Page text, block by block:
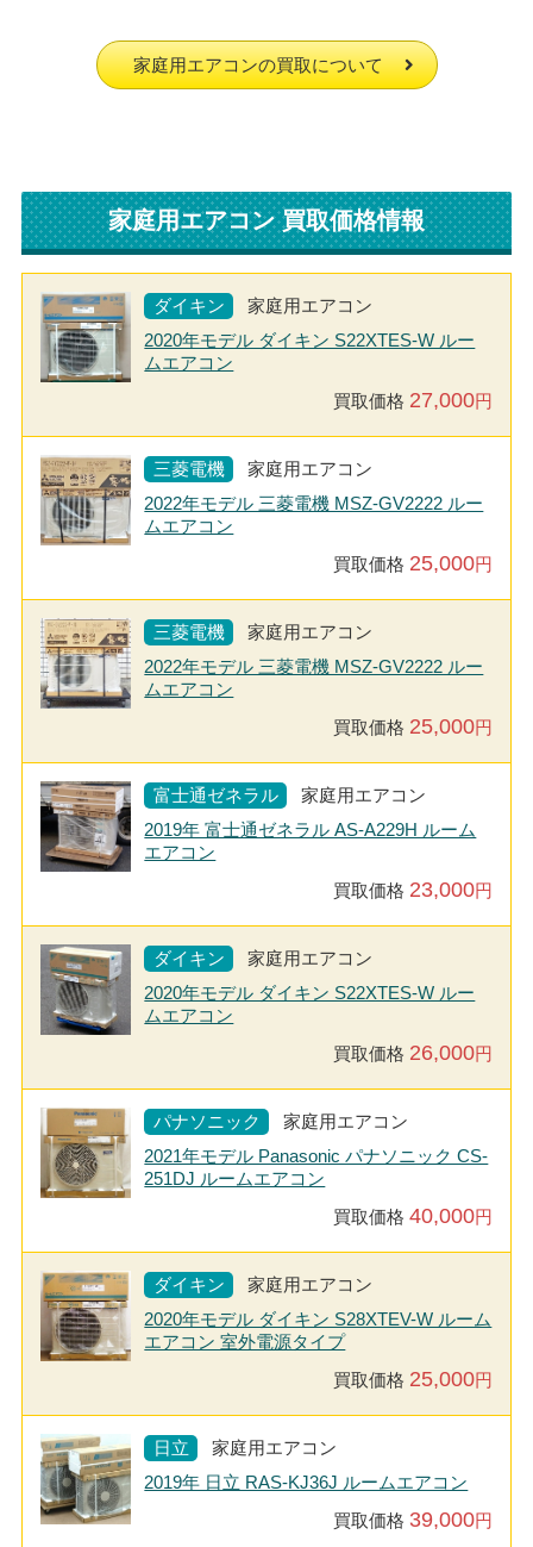
家庭用エアコンの買取について
家庭用エアコン 買取価格情報
ダイキン
家庭用エアコン
2020年モデル ダイキン S22XTES-W ルー
ムエアコン
買取価格 27,000円
三菱電機
家庭用エアコン
2022年モデル 三菱電機 MSZ-GV2222 ルー
ムエアコン
買取価格 25,000円
三菱電機
家庭用エアコン
2022年モデル 三菱電機 MSZ-GV2222 ルー
ムエアコン
買取価格 25,000円
富士通ゼネラル
家庭用エアコン
2019年 富士通ゼネラル AS-A229H ルーム
エアコン
買取価格 23,000円
ダイキン
家庭用エアコン
2020年モデル ダイキン S22XTES-W ルー
ムエアコン
買取価格 26,000円
パナソニック
家庭用エアコン
2021年モデル Panasonic パナソニック CS-
251DJ ルームエアコン
買取価格40,000円
ダイキン
家庭用エアコン
2020年モデル ダイキン S28XTEV-W ルーム
エアコン 室外電源タイプ
買取価格 25,000円
日立
家庭用エアコン
2019年 日立 RAS-KJ36J ルームエアコン
買取価格 39,000円